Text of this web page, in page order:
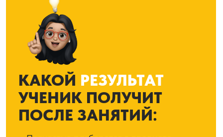
Теория + практика